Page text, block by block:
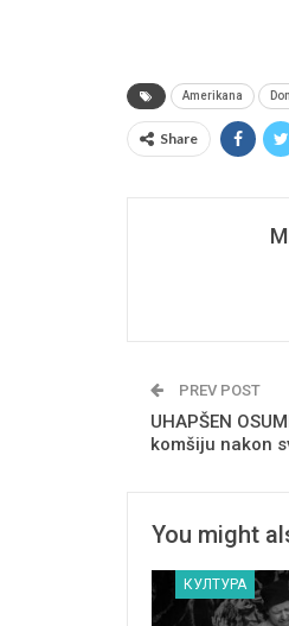
Amerikana
Share
PREV POST
UHAPŠEN
komšiju nakon
You might
КУЛТУРА